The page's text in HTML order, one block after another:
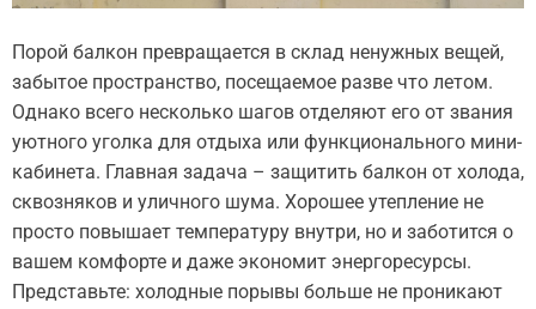
Порой балкон превращается в склад ненужных вещей,
забытое пространство, посещаемое разве что летом.
Однако всего несколько шагов отделяют его от звания
уютного уголка для отдыха или функционального мини-
кабинета. Главная задача – защитить балкон от холода,
сквозняков и уличного шума. Хорошее утепление не
просто повышает температуру внутри, но и заботится о
вашем комфорте и даже экономит энергоресурсы.
Представьте: холодные порывы больше не проникают